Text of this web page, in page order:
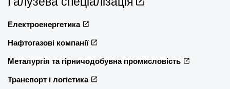
Електроенергетика
Нафтогазові компанії
Металургія та гірничодобувна промисловість
Транспорт і логістика